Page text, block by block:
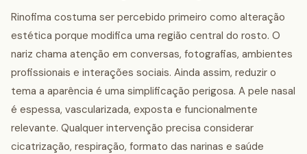
Rinofima costuma ser percebido primeiro como alteração
estética porque modifica uma região central do rosto. O
nariz chama atenção em conversas, fotografias, ambientes
profissionais e interações sociais. Ainda assim, reduzir o
tema a aparência é uma simplificação perigosa. A pele nasal
é espessa, vascularizada, exposta e funcionalmente
relevante. Qualquer intervenção precisa considerar
cicatrização, respiração, formato das narinas e saúde